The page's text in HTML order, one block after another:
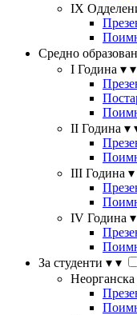
IX
Средно
I Година ▾ ▾
II Година ▾
III Година ▾
IV Година ▾
За студенти ▾ ▾
Неорганска